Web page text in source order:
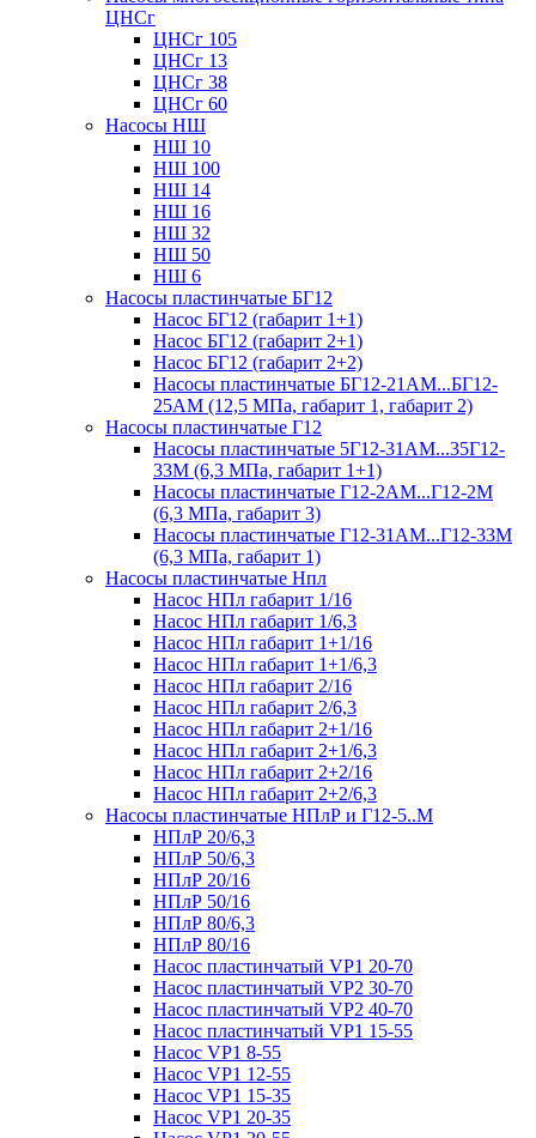
ЦНСг
ЦНСг 105
ЦНСг 13
ЦНСг 38
ЦНСг 60
Насосы НШ
НШ 10
НШ 100
НШ 14
НШ 16
НШ 32
НШ 50
НШ 6
Насосы пластинчатые БГ12
Насос БГ12 (габарит 1+1)
Насос БГ12 (габарит 2+1)
Насос БГ12 (габарит 2+2)
Насосы пластинчатые БГ12-21АМ...БГ12-
25АМ (12,5 МПа, габарит 1, габарит 2)
Насосы пластинчатые Г12
Насосы пластинчатые 5Г12-31АМ...35Г12-
33М (6,3 МПа, габарит 1+1)
Насосы пластинчатые Г12-2АМ...Г12-2М
(6,3 МПа, габарит 3)
Насосы пластинчатые Г12-31АМ...Г12-33М
(6,3 МПа, габарит 1)
Насосы пластинчатые Нпл
Насос НПл габарит 1/16
Насос НПл габарит 1/6,3
Насос НПл габарит 1+1/16
Насос НПл габарит 1+1/6,3
Насос НПл габарит 2/16
Насос НПл габарит 2/6,3
Насос НПл габарит 2+1/16
Насос НПл габарит 2+1/6,3
Насос НПл габарит 2+2/16
Насос НПл габарит 2+2/6,3
Насосы пластинчатые НПлР и Г12-5..М
НПлР 20/6,3
НПлР 50/6,3
НПлР 20/16
НПлР 50/16
НПлР 80/6,3
НПлР 80/16
Насос пластинчатый VP1 20-70
Насос пластинчатый VP2 30-70
Насос пластинчатый VP2 40-70
Насос пластинчатый VP1 15-55
Насос VP1 8-55
Насос VP1 12-55
Насос VP1 15-35
Насос VP1 20-35